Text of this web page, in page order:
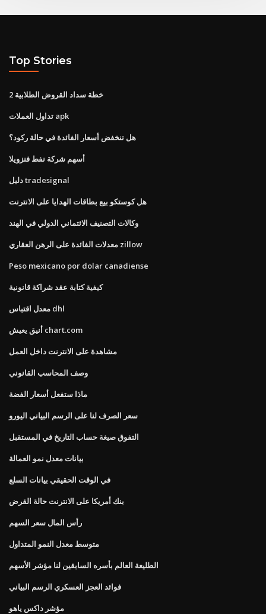
Top Stories
خطة سداد القروض الطلابية 2
تداول العملات apk
هل تنخفض أسعار الفائدة في حالة ركود؟
أسهم شركة نفط فنزويلا
دليل tradesignal
هل كوستكو بيع بطاقات الهدايا على الانترنت
وكالات التصنيف الائتماني الدولي في الهند
معدلات الفائدة على الرهن العقاري zillow
Peso mexicano por dolar canadiense
كيفية كتابة عقد شراكة قانونية
معدل اقتباس dhl
أنيق يعيش chart.com
مشاهدة على الانترنت داخل العمل
وصف المحاسب القانوني
ماذا ستفعل أسعار الفضة
سعر الصرف لنا على الرسم البياني اليورو
التفوق صيغة حساب التاريخ في المستقبل
بيانات معدل نمو العمالة
في الوقت الحقيقي بيانات السلع
بنك أمريكا على الانترنت حالة القرض
رأس المال سعر السهم
متوسط ​​معدل النمو المتداول
الطليعة العالم بأسره السابقين لنا مؤشر الأسهم
فوائد العجز العسكري الرسم البياني
مؤشر داكس ياهو